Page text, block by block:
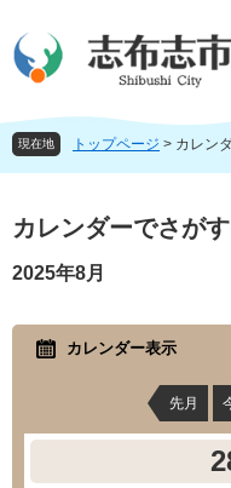
ジ
頭
ュ
飛
本
文
現在地 トップページ > カレン
文
カレンダーでさがす
2025年8月
カレンダー表示
先月